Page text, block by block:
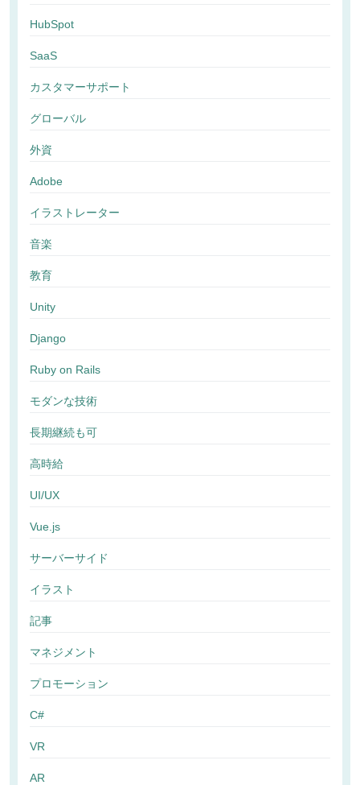
HubSpot
SaaS
カスタマーサポート
グローバル
外資
Adobe
イラストレーター
音楽
教育
Unity
Django
Ruby on Rails
モダンな技術
長期継続も可
高時給
UI/UX
Vue.js
サーバーサイド
イラスト
記事
マネジメント
プロモーション
C#
VR
AR